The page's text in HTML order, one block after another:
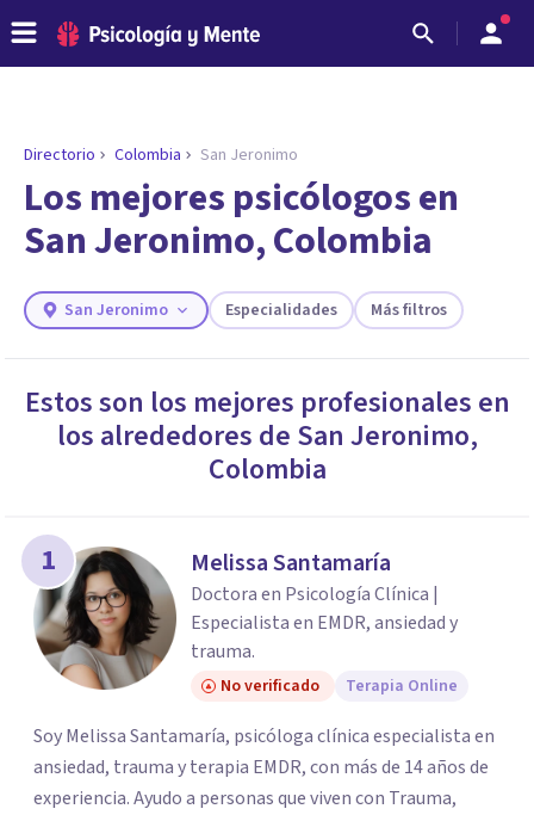
ENCONTRAR MI TERAPEUTA
¿Necesitas ayuda para encontrar el
psicólogo adecuado?
los profesionales que más se ajustan a tus
necesidades.
Responder cuestionario
Directorio Colombia San Jeronimo
Los mejores psicólogos en
San Jeronimo, Colombia
San Jeronimo Especialidades Más filtros
Estos son los mejores profesionales en
los alrededores de San Jeronimo,
Colombia
1 Melissa Santamaría
Doctora en Psicología Clínica |
Especialista en EMDR, ansiedad y
trauma.
No verificado Terapia Online
Soy Melissa Santamaría, psicóloga clínica especialista en
ansiedad, trauma y terapia EMDR, con más de 14 años de
experiencia. Ayudo a personas que viven con Trauma,